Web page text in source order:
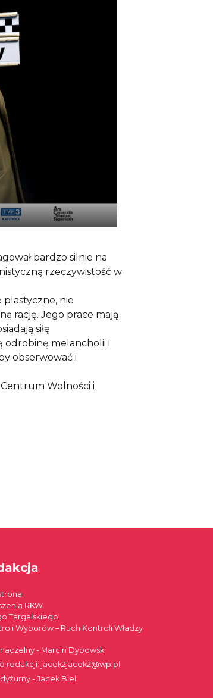
bardzo silnie na
rzeczywistość w
nie
rację. Jego prace mają
siłę
odrobinę melancholii i
obserwować i
Wolności i
RKW
Targalskiego
Wyborów – Ruch Kontroli Władzy
- Marcin Dybowski
redakcji: jacek2jacek2@wp.pl
- Jacek Biel